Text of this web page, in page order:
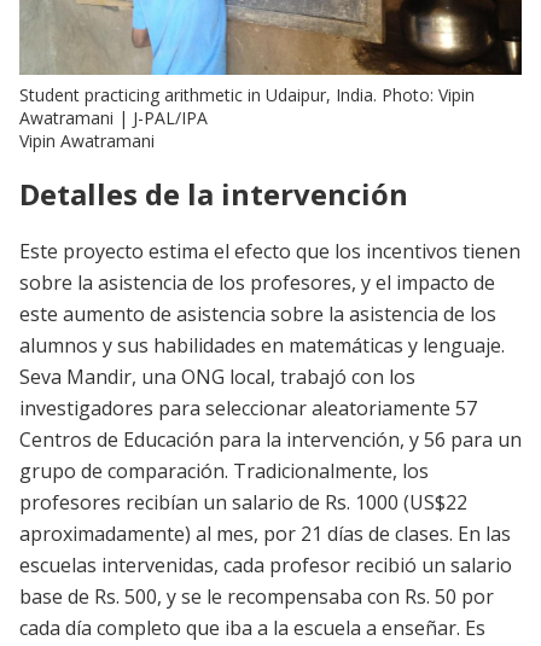
Student practicing arithmetic in Udaipur, India. Photo: Vipin
Awatramani | J-PAL/IPA
Vipin Awatramani
Detalles de la intervención
Este proyecto estima el efecto que los incentivos tienen
sobre la asistencia de los profesores, y el impacto de
este aumento de asistencia sobre la asistencia de los
alumnos y sus habilidades en matemáticas y lenguaje.
Seva Mandir, una ONG local, trabajó con los
investigadores para seleccionar aleatoriamente 57
Centros de Educación para la intervención, y 56 para un
grupo de comparación. Tradicionalmente, los
profesores recibían un salario de Rs. 1000 (US$22
aproximadamente) al mes, por 21 días de clases. En las
escuelas intervenidas, cada profesor recibió un salario
base de Rs. 500, y se le recompensaba con Rs. 50 por
cada día completo que iba a la escuela a enseñar. Es